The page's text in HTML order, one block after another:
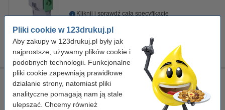
Pliki cookie w 123drukuj.pl
Aby zakupy w 123drukuj.pl były jak
najprostsze, używamy plików cookie i
podobnych technologii. Funkcjonalne
pliki cookie zapewniają prawidłowe
działanie strony, natomiast pliki
analityczne pomagają nam ją stale
ulepszać. Chcemy również
Kliknij i sprawdź całą specyfikacje
29,00 zł
Chwilowy brak towaru
Ściereczka do czyszczenia drukarki laserowej
ściereczka do czyszczenia 43 x 32 cm
żółty
999058